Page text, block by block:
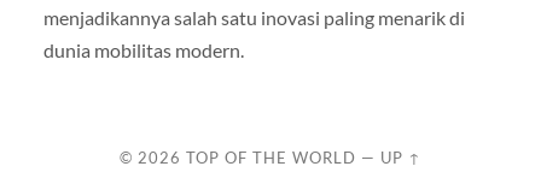
menjadikannya salah satu inovasi paling menarik di
dunia mobilitas modern.
© 2026 TOP OF THE WORLD — UP ↑